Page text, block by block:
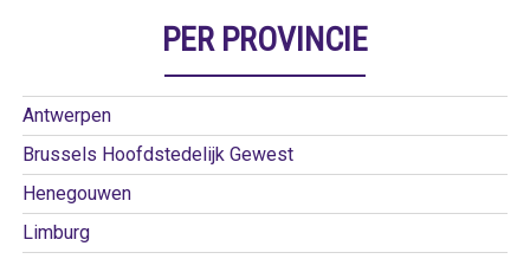
PER PROVINCIE
Antwerpen
Brussels Hoofdstedelijk Gewest
Henegouwen
Limburg